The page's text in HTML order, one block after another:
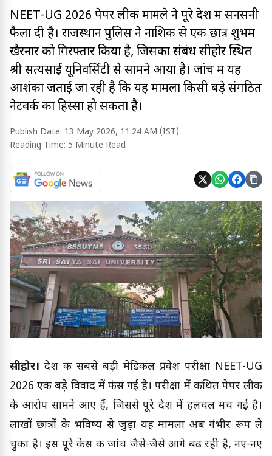
NEET-UG 2026 पेपर लीक मामले ने पूरे देश में सनसनी
फैला दी है। राजस्थान पुलिस ने नाशिक से एक छात्र शुभम
खैरनार को गिरफ्तार किया है, जिसका संबंध सीहोर स्थित
श्री सत्यसाई यूनिवर्सिटी से सामने आया है। जांच में यह
आशंका जताई जा रही है कि यह मामला किसी बड़े संगठित
नेटवर्क का हिस्सा हो सकता है।
Publish Date: 13 May 2026, 11:24 AM (IST)
Reading Time: 5 Minute Read
सीहोर। देश की सबसे बड़ी मेडिकल प्रवेश परीक्षा NEET-UG
2026 एक बड़े विवाद में फंस गई है। परीक्षा में कथित पेपर लीक
के आरोप सामने आए हैं, जिससे पूरे देश में हलचल मच गई है।
लाखों छात्रों के भविष्य से जुड़ा यह मामला अब गंभीर रूप ले
चुका है। इस पूरे केस की जांच जैसे-जैसे आगे बढ़ रही है, नए-नए